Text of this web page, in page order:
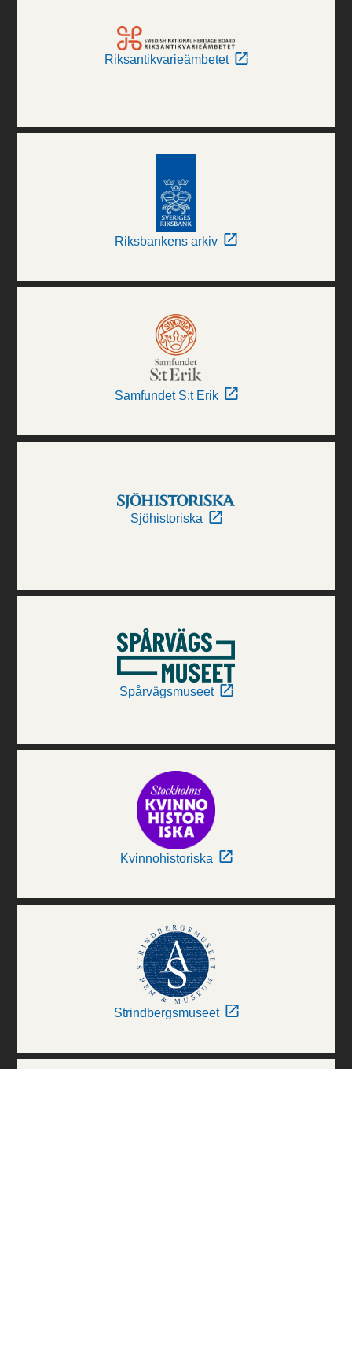
Riksantikvarieämbetet
Riksbankens arkiv
Samfundet S:t Erik
Sjöhistoriska
Spårvägsmuseet
Kvinnohistoriska
Strindbergsmuseet